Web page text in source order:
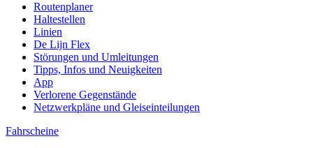
Routenplaner
Haltestellen
Linien
De Lijn Flex
Störungen und Umleitungen
Tipps, Infos und Neuigkeiten
App
Verlorene Gegenstände
Netzwerkpläne und Gleiseinteilungen
Fahrscheine